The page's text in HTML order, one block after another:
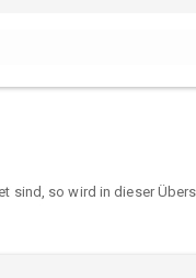
sind, so wird in dieser